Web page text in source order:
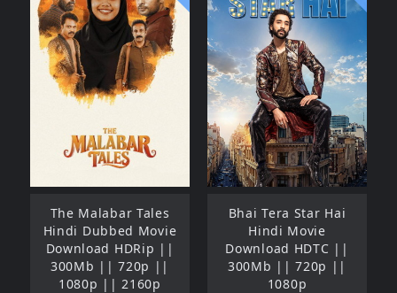
The Malabar Tales
Hindi Dubbed Movie
Download HDRip ||
300Mb || 720p ||
1080p || 2160p
Bhai Tera Star Hai
Hindi Movie
Download HDTC ||
300Mb || 720p ||
1080p